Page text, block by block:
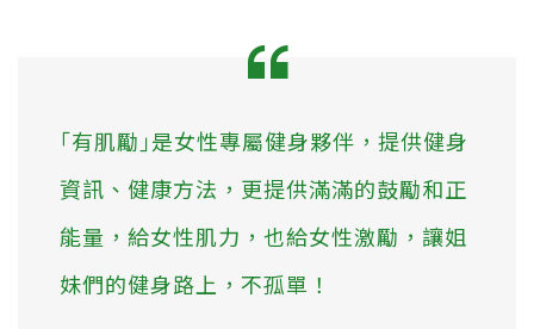
｢有肌勵｣是女性專屬健身夥伴，提供健身
資訊、健康方法，更提供滿滿的鼓勵和正
能量，給女性肌力，也給女性激勵，讓姐
妹們的健身路上，不孤單！